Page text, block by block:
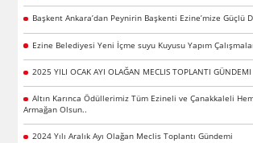
Başkent Ankara’dan Peynirin Başkenti Ezine’mize Güçlü
Ezine Belediyesi Yeni İçme suyu Kuyusu Yapım
2025 YILI OCAK AYI OLAĞAN MECLIS TOPLANTI GÜNDEMI
Altın Karınca Ödüllerimiz Tüm Ezineli ve Çanakkaleli
Armağan Olsun..
2024 Yılı Aralık Ayı Olağan Meclis Toplantı Gündemi